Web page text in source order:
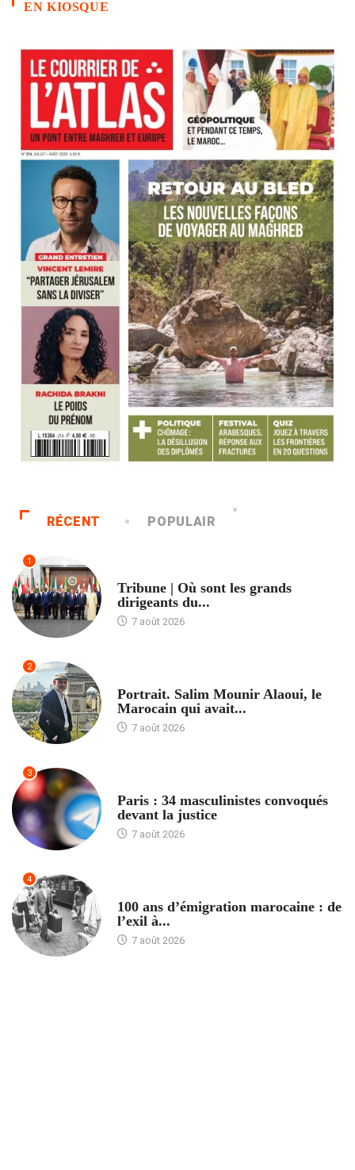
EN KIOSQUE
RÉCENT POPULAIR
1
Tribune | Où sont les grands
dirigeants du...
7 août 2026
2
Portrait. Salim Mounir Alaoui, le
Marocain qui avait...
7 août 2026
3
Paris : 34 masculinistes convoqués
devant la justice
7 août 2026
4
100 ans d’émigration marocaine : de
l’exil à...
7 août 2026